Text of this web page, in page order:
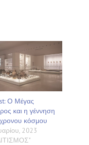
Ο Μέγας
και η γέννηση
κόσμου
2023